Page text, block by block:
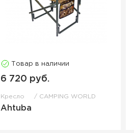
Товар в наличии
6 720 руб.
Кресло CAMPING WORLD
Ahtuba